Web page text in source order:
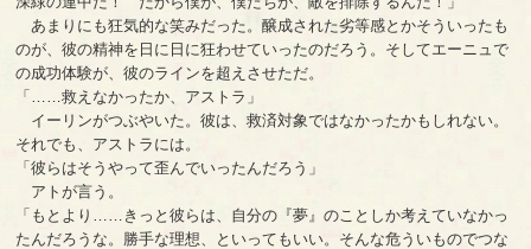
あまりにも狂気的な笑みだった。醸成された劣等感とかそういったも
のが、彼の精神を日に日に狂わせていったのだろう。そしてエーニュで
の成功体験が、彼のラインを超えさせただ。
「……救えなかったか、アストラ」
イーリンがつぶやいた。彼は、救済対象ではなかったかもしれない。
それでも、アストラには。
「彼らはそうやって歪んでいったんだろう」
アトが言う。
「もとより……きっと彼らは、自分の『夢』のことしか考えていなかっ
たんだろうな。勝手な理想、といってもいい。そんな危ういものでつな